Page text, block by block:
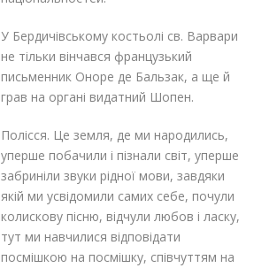
У Бердичівському костьолі св. Варвари
не тільки вінчався французький
письменник Оноре де Бальзак, а ще й
грав на органі видатний Шопен.
Полісся. Це земля, де ми народились,
уперше побачили і пізнали світ, уперше
забриніли звуки рідної мови, завдяки
якій ми усвідомили самих себе, почули
колискову пісню, відчули любов і ласку,
тут ми навчилися відповідати
посмішкою на посмішку, співчуттям на